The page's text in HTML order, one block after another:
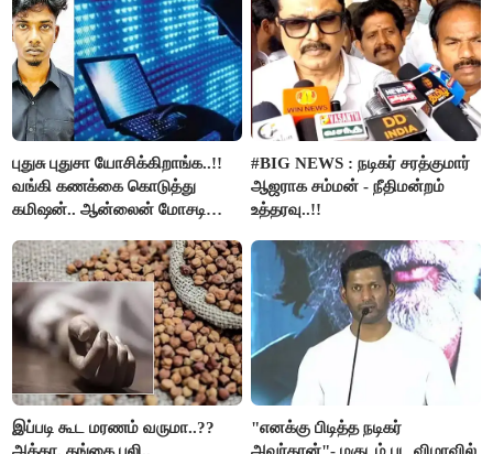
புதுசு புதுசா யோசிக்கிறாங்க..!!
வங்கி கணக்கை கொடுத்து
கமிஷன்.. ஆன்லைன் மோசடி
கைது..!!
#BIG NEWS : நடிகர் சரத்குமார்
ஆஜராக சம்மன் - நீதிமன்றம்
உத்தரவு..!!
இப்படி கூட மரணம் வருமா..??
அக்கா, தங்கை பலி..
"எனக்கு பிடித்த நடிகர்
அவர்தான்"- மகுடம் பட விழாவில்